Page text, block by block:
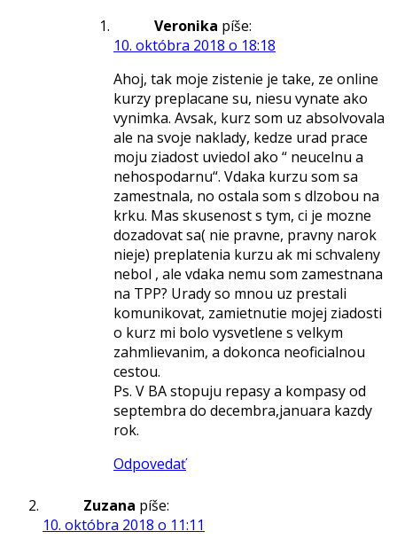
Veronika píše:
10. októbra 2018 o 18:18
Ahoj, tak moje zistenie je take, ze online
kurzy preplacane su, niesu vynate ako
vynimka. Avsak, kurz som uz absolvovala
ale na svoje naklady, kedze urad prace
moju ziadost uviedol ako “ neucelnu a
nehospodarnu“. Vdaka kurzu som sa
zamestnala, no ostala som s dlzobou na
krku. Mas skusenost s tym, ci je mozne
dozadovat sa( nie pravne, pravny narok
nieje) preplatenia kurzu ak mi schvaleny
nebol , ale vdaka nemu som zamestnana
na TPP? Urady so mnou uz prestali
komunikovat, zamietnutie mojej ziadosti
o kurz mi bolo vysvetlene s velkym
zahmlievanim, a dokonca neoficialnou
cestou.
Ps. V BA stopuju repasy a kompasy od
septembra do decembra,januara kazdy
rok.
Odpovedať
Zuzana píše:
10. októbra 2018 o 11:11